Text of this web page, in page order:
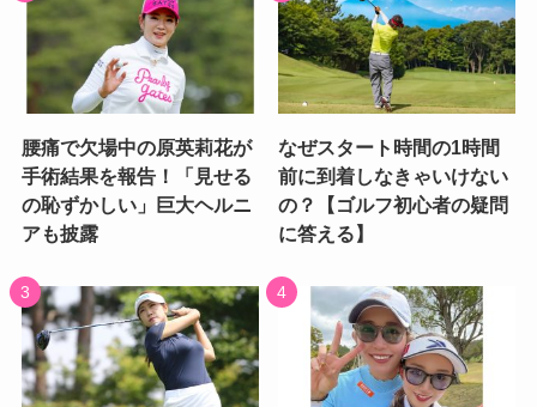
腰痛で欠場中の原英莉花が
手術結果を報告！「見せる
の恥ずかしい」巨大ヘルニ
アも披露
なぜスタート時間の1時間
前に到着しなきゃいけない
の？【ゴルフ初心者の疑問
に答える】